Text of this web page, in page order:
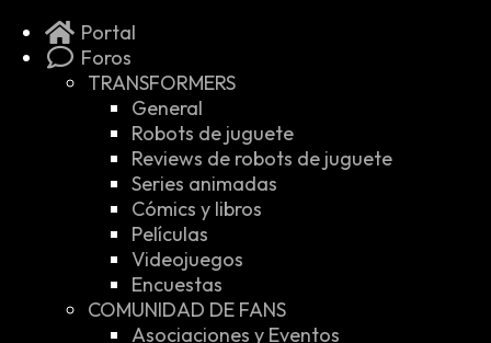
Portal
Foros
TRANSFORMERS
General
Robots de juguete
Reviews de robots de juguete
Series animadas
Cómics y libros
Películas
Videojuegos
Encuestas
COMUNIDAD DE FANS
Asociaciones y Eventos